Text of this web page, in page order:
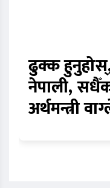
ढुक्क
नेपाली,
अर्थमन्त्री